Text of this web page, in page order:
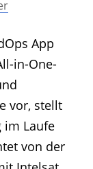
App
in-One-
vor, stellt
im Laufe
von der